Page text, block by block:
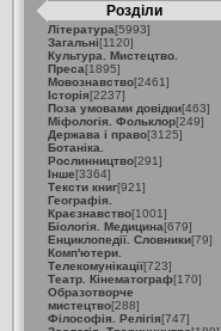
Розділи
Література[5993]
Загальні[1120]
Культура. Мистецтво.
Преса[1895]
Мовознавство[2461]
Історія[2237]
Поза умовами довідки[463]
Міфологія. Фольклор[249]
Держава і право[3125]
Ботаніка.
Рослинництво[291]
Інше[3364]
Тексти книг[921]
Географія.
Краєзнавство[1001]
Біологія. Медицина[679]
Енциклопедії. Словники[79]
Комп'ютери.
Телекомунікації[723]
Театр. Кінематограф[170]
Образотворче
мистецтво[288]
Філософія. Релігія[747]